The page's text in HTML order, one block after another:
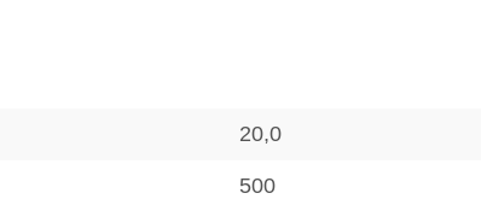
20,0
500